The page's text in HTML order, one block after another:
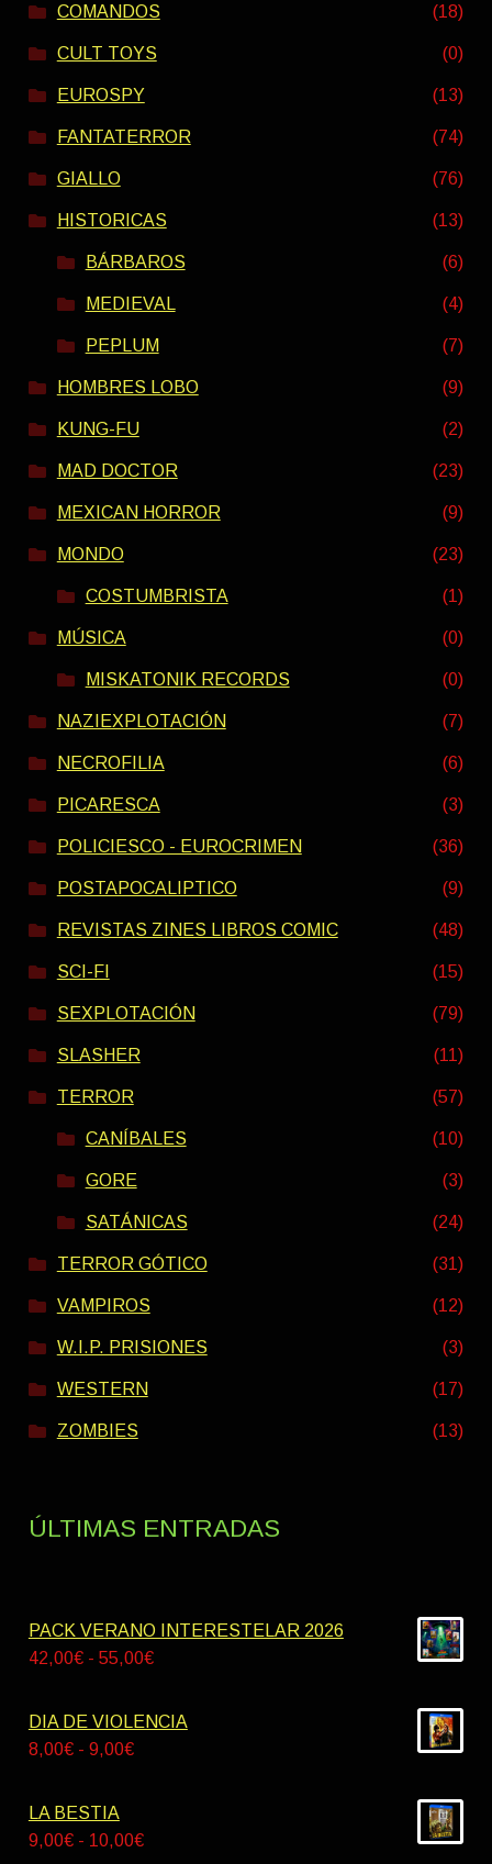
COMANDOS (18)
CULT TOYS (0)
EUROSPY (13)
FANTATERROR (74)
GIALLO (76)
HISTORICAS (13)
BÁRBAROS (6)
MEDIEVAL (4)
PEPLUM (7)
HOMBRES LOBO (9)
KUNG-FU (2)
MAD DOCTOR (23)
MEXICAN HORROR (9)
MONDO (23)
COSTUMBRISTA (1)
MÚSICA (0)
MISKATONIK RECORDS (0)
NAZIEXPLOTACIÓN (7)
NECROFILIA (6)
PICARESCA (3)
POLICIESCO - EUROCRIMEN (36)
POSTAPOCALIPTICO (9)
REVISTAS ZINES LIBROS COMIC (48)
SCI-FI (15)
SEXPLOTACIÓN (79)
SLASHER (11)
TERROR (57)
CANÍBALES (10)
GORE (3)
SATÁNICAS (24)
TERROR GÓTICO (31)
VAMPIROS (12)
W.I.P. PRISIONES (3)
WESTERN (17)
ZOMBIES (13)
ÚLTIMAS ENTRADAS
PACK VERANO INTERESTELAR 2026
42,00€ - 55,00€Rango
precios:
DIA DE VIOLENCIA
8,00€ - 9,00€Rango
desde
LA BESTIA
9,00€ - 10,00€Rango